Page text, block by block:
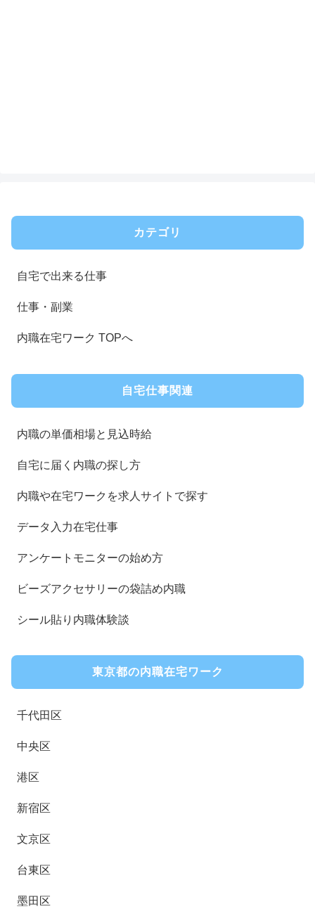
カテゴリ
自宅で出来る仕事
仕事・副業
内職在宅ワーク TOPへ
自宅仕事関連
内職の単価相場と見込時給
自宅に届く内職の探し方
内職や在宅ワークを求人サイトで探す
データ入力在宅仕事
アンケートモニターの始め方
ビーズアクセサリーの袋詰め内職
シール貼り内職体験談
東京都の内職在宅ワーク
千代田区
中央区
港区
新宿区
文京区
台東区
墨田区